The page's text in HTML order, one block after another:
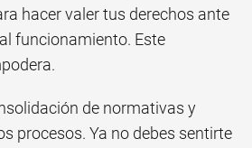
hacer valer tus derechos ante
funcionamiento. Este
de normativas y
procesos. Ya no debes sentirte